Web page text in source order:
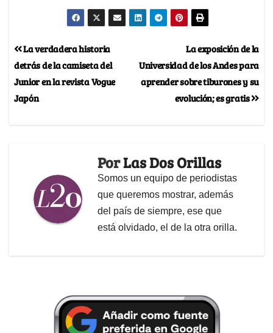
La exposición de la
Universidad de los Andes para
aprender sobre tiburones y su
evolución; es gratis
La verdadera historia
detrás de la camiseta del
Junior en la revista Vogue
Japón
PorLas Dos Orillas
Somos un equipo de periodistas
que queremos mostrar, además
del país de siempre, ese que
está olvidado, el de la otra orilla.